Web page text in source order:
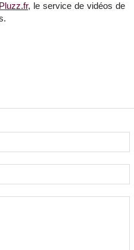
Pluzz.fr, le service de vidéos de